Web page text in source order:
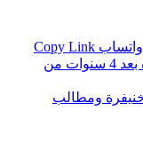
Copy Link
استخراج جثة رجل ستيني بخنيفرة بعد 4 سنوات من
ومطالب